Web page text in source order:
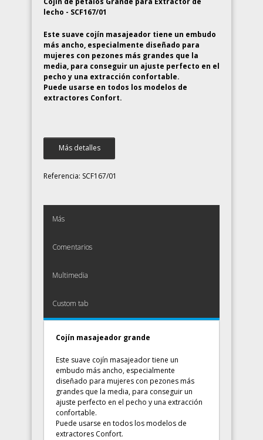
lecho - SCF167/01
Este suave cojín masajeador tiene un embudo
más ancho, especialmente diseñado para
mujeres con pezones más grandes que la
media, para conseguir un ajuste perfecto en el
pecho y una extracción confortable.
Puede usarse en todos los modelos de
extractores Confort.
Más detalles
Referencia: SCF167/01
Más
Comentarios
Multimedia
Custom tab
Cojín masajeador grande
Este suave cojín masajeador tiene un
embudo más ancho, especialmente
diseñado para mujeres con pezones más
grandes que la media, para conseguir un
ajuste perfecto en el pecho y una extracción
confortable.
Puede usarse en todos los modelos de
extractores Confort.